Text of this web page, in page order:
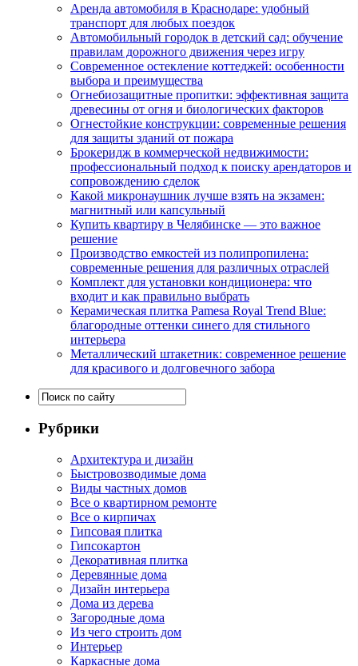
Аренда автомобиля в Краснодаре: удобный
транспорт для любых поездок
Автомобильный городок в детский сад: обучение
правилам дорожного движения через игру
Современное остекление коттеджей: особенности
выбора и преимущества
Огнебиозащитные пропитки: эффективная защита
древесины от огня и биологических факторов
Огнестойкие конструкции: современные решения
для защиты зданий от пожара
Брокеридж в коммерческой недвижимости:
профессиональный подход к поиску арендаторов и
сопровождению сделок
Какой микронаушник лучше взять на экзамен:
магнитный или капсульный
Купить квартиру в Челябинске — это важное
решение
Производство емкостей из полипропилена:
современные решения для различных отраслей
Комплект для установки кондиционера: что
входит и как правильно выбрать
Керамическая плитка Pamesa Royal Trend Blue:
благородные оттенки синего для стильного
интерьера
Металлический штакетник: современное решение
для красивого и долговечного забора
Рубрики
Архитектура и дизайн
Быстровозводимые дома
Виды частных домов
Все о квартирном ремонте
Все о кирпичах
Гипсовая плитка
Гипсокартон
Декоративная плитка
Деревянные дома
Дизайн интерьера
Дома из дерева
Загородные дома
Из чего строить дом
Интерьер
Каркасные дома